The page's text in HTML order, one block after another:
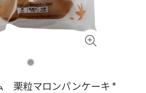
栗粒マロンパンケーキ *